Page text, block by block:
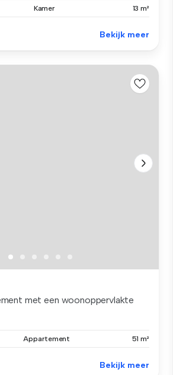
Kamer 13 m²
Bekijk meer
met een woonoppervlakte
Appartement 51 m²
Bekijk meer